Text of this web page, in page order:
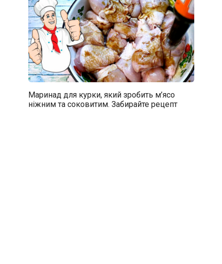
Маринад для курки, який зробить м’ясо
ніжним та соковитим. Забирайте рецепт